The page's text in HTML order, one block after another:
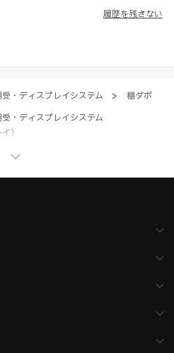
進目的の利用に限ります。
にあたっては、WEBサイト利用規
報ガイドをご確認いただき、内容の
履歴を残さない
・ディスプレイシステム >
棚ダボ
・ディスプレイシステム
）
／ 製品ピックアップ
向けデータ